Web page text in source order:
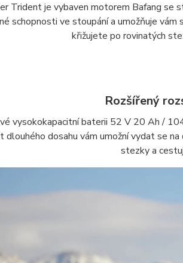
Trident je vybaven motorem Bafang se
schopnosti ve stoupání a umožňuje
křižujete po rovinatých
Rozšířený
vysokokapacitní baterii 52 V 20 Ah /
dlouhého dosahu vám umožní vydat se
stezky a